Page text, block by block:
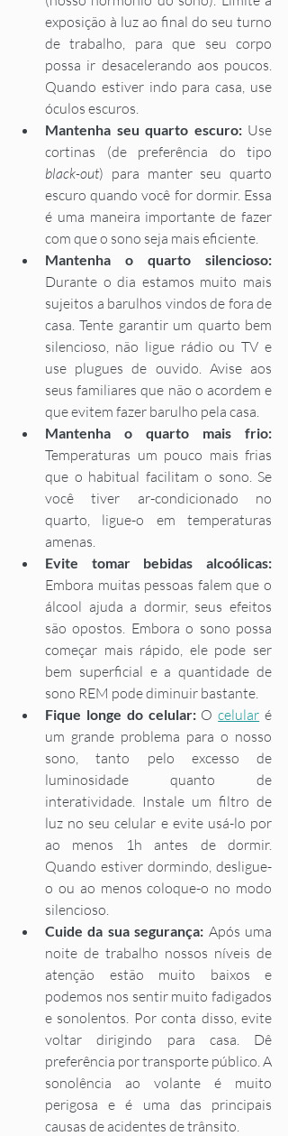
exposição à luz ao final do seu turno
de trabalho, para que seu corpo
possa ir desacelerando aos poucos.
Quando estiver indo para casa, use
óculos escuros.
Mantenha seu quarto escuro: Use
black-out) para manter seu quarto
escuro quando você for dormir. Essa
é uma maneira importante de fazer
com que o sono seja mais eficiente.
Durante o dia estamos muito mais
sujeitos a barulhos vindos de fora de
casa. Tente garantir um quarto bem
silencioso, não ligue rádio ou TV e
use plugues de ouvido. Avise aos
seus familiares que não o acordem e
que evitem fazer barulho pela casa.
Temperaturas um pouco mais frias
que o habitual facilitam o sono. Se
você tiver ar-condicionado no
quarto, ligue-o em temperaturas
amenas.
Embora muitas pessoas falem que o
álcool ajuda a dormir, seus efeitos
são opostos. Embora o sono possa
começar mais rápido, ele pode ser
bem superficial e a quantidade de
sono REM pode diminuir bastante.
Fique longe do celular: O celular é
um grande problema para o nosso
sono, tanto pelo excesso de
luminosidade quanto de
interatividade. Instale um filtro de
luz no seu celular e evite usá-lo por
ao menos 1h antes de dormir.
Quando estiver dormindo, desligue-
o ou ao menos coloque-o no modo
silencioso.
Cuide da sua segurança: Após uma
noite de trabalho nossos níveis de
atenção estão muito baixos e
podemos nos sentir muito fadigados
e sonolentos. Por conta disso, evite
voltar dirigindo para casa. Dê
preferência por transporte público. A
sonolência ao volante é muito
perigosa e é uma das principais
causas de acidentes de trânsito.